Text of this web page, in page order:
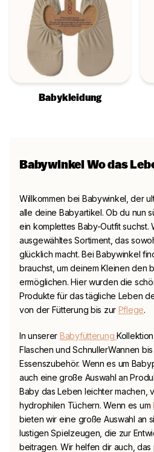
Babykleidung
Babywinkel Wo das
Willkommen bei Babywinkel , der
alle deine Babyartikel. Ob du nun
ein komplettes Baby-Outfit suchst.
ausgewähltes Sortiment, das
glücklich macht. BeiBabywinkel
brauchst, um deinem Kleinen den
ermöglichen. Hier wurden die
Produkte für das tägliche Leben
von der Fütterung bis zur Pflege.
In unserer Babyfütterung
Flaschen undSchnullerWannen
Essenszubehör. Wenn es um
auch eine große Auswahl an
Baby das Leben leichter machen,
hydrophilen Tüchern. Wenn es um
bieten wir eine große Auswahl an
lustigen Spielzeugen, die zur
beitragen. Wir helfen dir auch,